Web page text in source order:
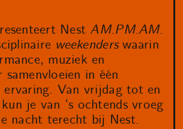
NestAM.PM.AM.
weekenderswaarin
muziek en
in één
ervaring. Van vrijdag tot en
je van ‘s ochtends vroeg
nacht terecht bij Nest.